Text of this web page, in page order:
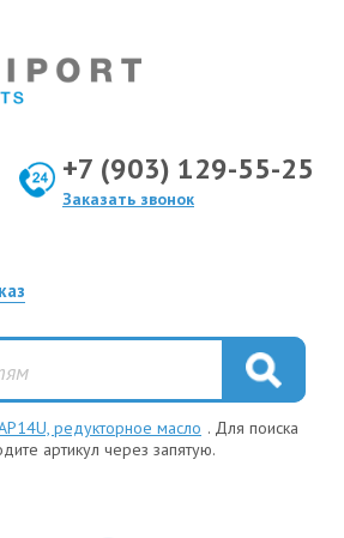
+7 (903) 129-55-25
Заказать звонок
редукторное масло . Для поиска
артикул через запятую.